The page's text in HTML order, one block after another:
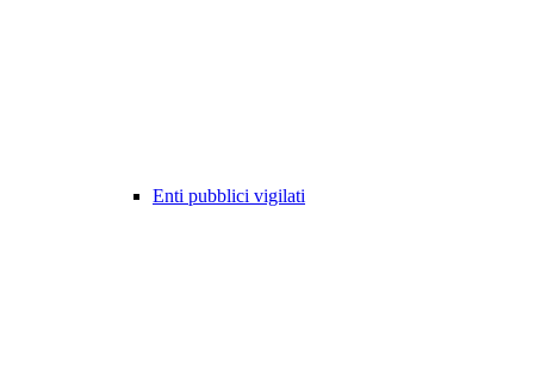
Enti pubblici vigilati